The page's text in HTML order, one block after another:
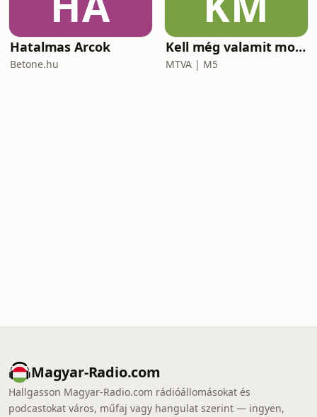
Hatalmas Arcok
Betone.hu
Kell még valamit mondanom, Ildikó?
MTVA | M5
Magyar-Radio.com
Hallgasson Magyar-Radio.com rádióállomásokat és
podcastokat város, műfaj vagy hangulat szerint — ingyen,